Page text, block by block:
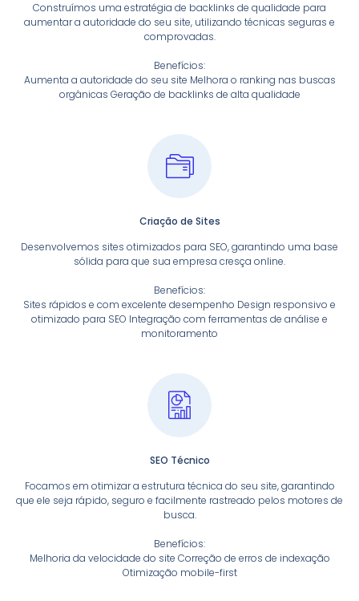
Construímos uma estratégia de backlinks de qualidade para
aumentar a autoridade do seu site, utilizando técnicas seguras e
comprovadas.
Benefícios:
Aumenta a autoridade do seu site Melhora o ranking nas buscas
orgânicas Geração de backlinks de alta qualidade
Criação de Sites
Desenvolvemos sites otimizados para SEO, garantindo uma base
sólida para que sua empresa cresça online.
Benefícios:
Sites rápidos e com excelente desempenho Design responsivo e
otimizado para SEO Integração com ferramentas de análise e
monitoramento
SEO Técnico
Focamos em otimizar a estrutura técnica do seu site, garantindo
que ele seja rápido, seguro e facilmente rastreado pelos motores de
busca.
Benefícios:
Melhoria da velocidade do site Correção de erros de indexação
Otimização mobile-first